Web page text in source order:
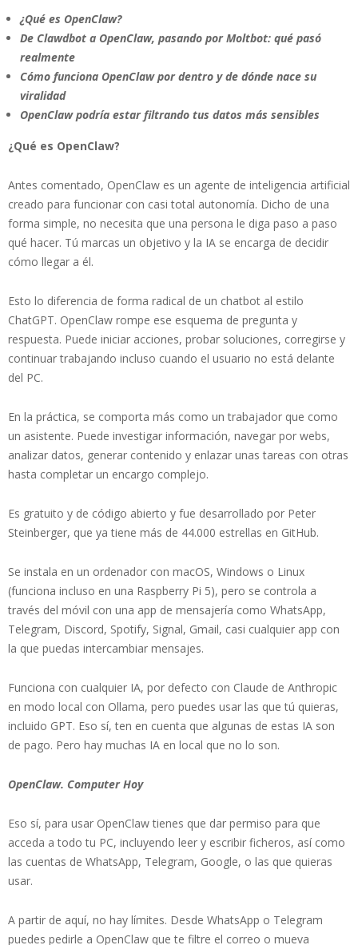
¿Qué es OpenClaw?
​De Clawdbot a OpenClaw, pasando por Moltbot: qué pasó
realmente
​Cómo funciona OpenClaw por dentro y de dónde nace su
viralidad
​OpenClaw podría estar filtrando tus datos más sensibles
¿Qué es OpenClaw?
Antes comentado, OpenClaw es un agente de inteligencia artificial
creado para funcionar con casi total autonomía. Dicho de una
forma simple, no necesita que una persona le diga paso a paso
qué hacer. Tú marcas un objetivo y la IA se encarga de decidir
cómo llegar a él.
Esto lo diferencia de forma radical de un chatbot al estilo
ChatGPT. OpenClaw rompe ese esquema de pregunta y
respuesta. Puede iniciar acciones, probar soluciones, corregirse y
continuar trabajando incluso cuando el usuario no está delante
del PC.
En la práctica, se comporta más como un trabajador que como
un asistente. Puede investigar información, navegar por webs,
analizar datos, generar contenido y enlazar unas tareas con otras
hasta completar un encargo complejo.
Es gratuito y de código abierto y fue desarrollado por Peter
Steinberger, que ya tiene más de 44.000 estrellas en GitHub.
Se instala en un ordenador con macOS, Windows o Linux
(funciona incluso en una Raspberry Pi 5), pero se controla a
través del móvil con una app de mensajería como WhatsApp,
Telegram, Discord, Spotify, Signal, Gmail, casi cualquier app con
la que puedas intercambiar mensajes.
Funciona con cualquier IA, por defecto con Claude de Anthropic
en modo local con Ollama, pero puedes usar las que tú quieras,
incluido GPT. Eso sí, ten en cuenta que algunas de estas IA son
de pago. Pero hay muchas IA en local que no lo son.
OpenClaw. Computer Hoy
Eso sí, para usar OpenClaw tienes que dar permiso para que
acceda a todo tu PC, incluyendo leer y escribir ficheros, así como
las cuentas de WhatsApp, Telegram, Google, o las que quieras
usar.
A partir de aquí, no hay límites. Desde WhatsApp o Telegram
puedes pedirle a OpenClaw que te filtre el correo o mueva